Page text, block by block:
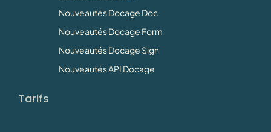
Nouveautés Docage Doc
Nouveautés Docage Form
Nouveautés Docage Sign
Nouveautés API Docage
Tarifs